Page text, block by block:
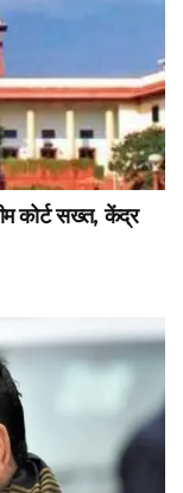
कोर्ट सख्त, केंद्र